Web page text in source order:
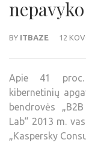
BY ITBAZE 12
Apie 41 proc.
kibernetinių
bendrovės
Lab“ 2013 m.
„Kaspersky